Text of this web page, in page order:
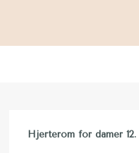
KALENDER
Hjerterom for damer 12.